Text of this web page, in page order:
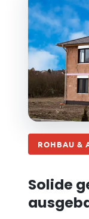
ROHBAU &
Solide